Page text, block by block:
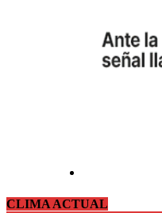
CLIMA ACTUAL